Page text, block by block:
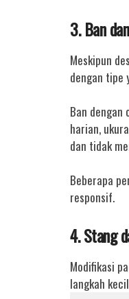
3. Ban
Meskipun
dengan tipe
Ban
harian,
dan tidak
Beberapa
responsif.
4. Stang
Modifikasi
langkah